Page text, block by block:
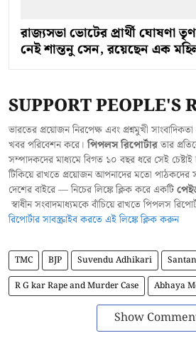
রাজ্যসভা ভোটের প্রার্থী ঘোষণা
নেই শান্তনু সেন, রয়েছেন এক
SUPPORT PEOPLE'S
ভারতের প্রয়োজন নিরপেক্ষ এবং প্রশ্নমুখী
খবর পরিবেশন করে।পিপলস রিপোর্টারতার
সম্পাদকদের মাধ্যমে বিগত ১০ বছর ধরে সেই
টিকিয়ে রাখতে প্রয়োজন আপনাদের মতো পাঠকদের
দেশের বাইরে — নিচের লিঙ্কে ক্লিক করে একটি
স্বাধীন সংবাদমাধ্যমকে বাঁচিয়ে রাখতে পিপলস
রিপোর্টার সাবস্ক্রাইব করতে এই লিঙ্কে ক্লিক করুন
TMC BJP Suvendu Adhikari
R G kar Rape and Murder Case
Abhaya
Show